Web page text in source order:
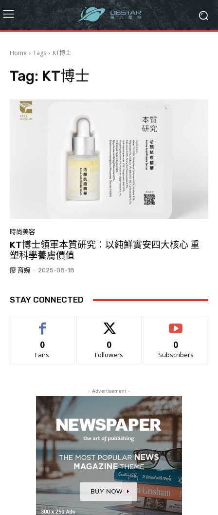
Home Tags KT博士
Tag: KT博士
時尚美容
KT博士領軍本質研究：以純鮮實安四大核心 重
塑科學養膚價值
廖 育婉 - 2025-08-18
STAY CONNECTED
0
Fans
0
Followers
0
Subscribers
- Advertisement -